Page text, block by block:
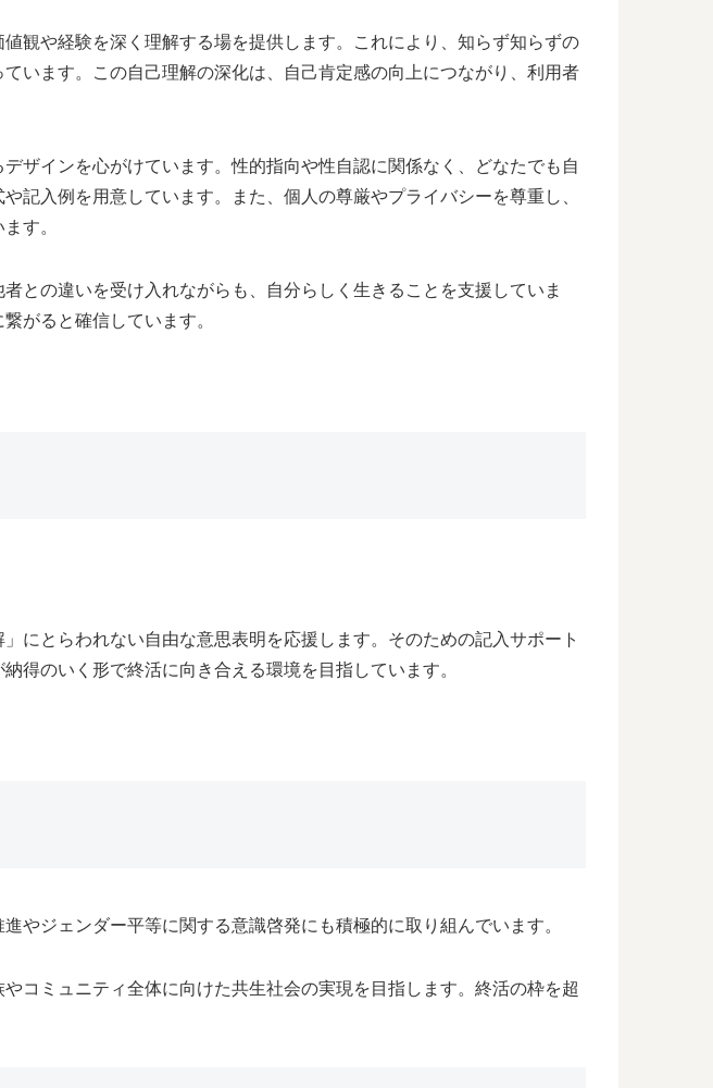
観や経験を深く理解する場を提供します。これにより、知らず知らずの
います。この自己理解の深化は、自己肯定感の向上につながり、利用者
ザインを心がけています。性的指向や性自認に関係なく、どなたでも自
記入例を用意しています。また、個人の尊厳やプライバシーを尊重し、
す。
との違いを受け入れながらも、自分らしく生きることを支援していま
がると確信しています。
にとらわれない自由な意思表明を応援します。そのための記入サポート
得のいく形で終活に向き合える環境を目指しています。
やジェンダー平等に関する意識啓発にも積極的に取り組んでいます。
コミュニティ全体に向けた共生社会の実現を目指します。終活の枠を超